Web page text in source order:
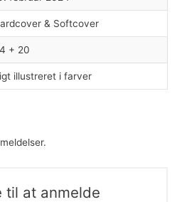
& Softcover
+ 20
illustreret i farver
at anmelde